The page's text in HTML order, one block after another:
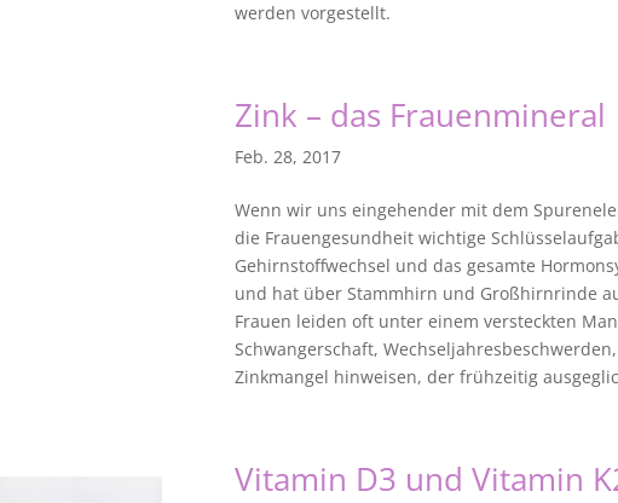
werden vorgestellt.
Zink – das Frauenmineral
Feb. 28, 2017
Wenn wir uns eingehender mit dem
die Frauengesundheit wichtige
Gehirnstoffwechsel und das gesamte
und hat über Stammhirn und Großhirnrinde
Frauen leiden oft unter einem versteckten
Schwangerschaft,
Zinkmangel hinweisen, der frühzeitig
Vitamin D3 und Vitamin